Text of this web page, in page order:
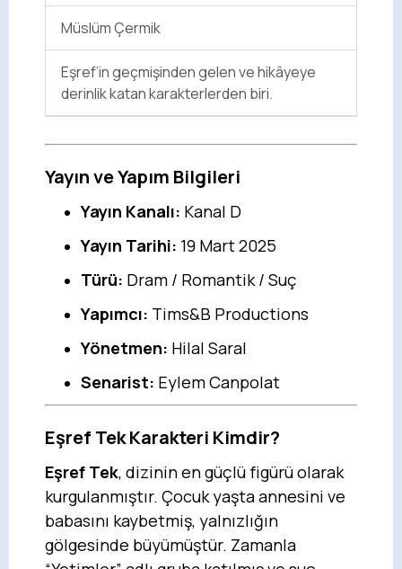
Müslüm Çermik
Eşref’in geçmişinden gelen ve hikâyeye
derinlik katan karakterlerden biri.
Yayın ve Yapım Bilgileri
Yayın Kanalı: Kanal D
Yayın Tarihi: 19 Mart 2025
Türü: Dram / Romantik / Suç
Yapımcı: Tims&B Productions
Yönetmen: Hilal Saral
Senarist: Eylem Canpolat
Eşref Tek Karakteri Kimdir?
Eşref Tek, dizinin en güçlü figürü olarak
kurgulanmıştır. Çocuk yaşta annesini ve
babasını kaybetmiş, yalnızlığın
gölgesinde büyümüştür. Zamanla